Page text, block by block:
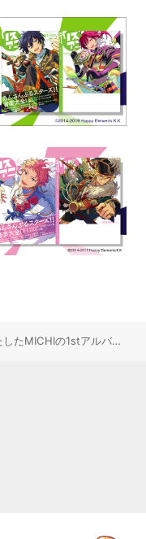
アニサマ出演を果たしたMICHIの1stアルバム『Sprint for the Dreams』にQ-MHz、白戸佑輔からの楽曲提供が決定！リリースイベント、公開ニコ生情報も！